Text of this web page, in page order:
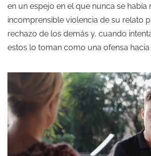
en un espejo en el que nunca se había
incomprensible violencia de su relato
rechazo de los demás y, cuando
estos lo toman como una ofensa hacia